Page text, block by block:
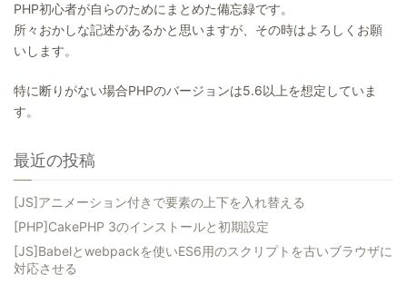
PHP初心者が自らのためにまとめた備忘録です。
所々おかしな記述があるかと思いますが、その時はよろしくお願
いします。
特に断りがない場合PHPのバージョンは5.6以上を想定していま
す。
最近の投稿
[JS]アニメーション付きで要素の上下を入れ替える
[PHP]CakePHP 3のインストールと初期設定
[JS]Babelとwebpackを使いES6用のスクリプトを古いブラウザに
対応させる